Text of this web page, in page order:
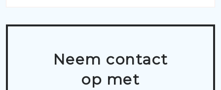
Neem contact
op met